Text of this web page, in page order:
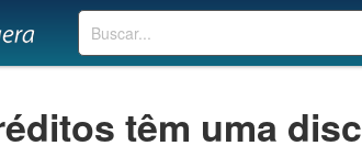
Buscar
têm uma